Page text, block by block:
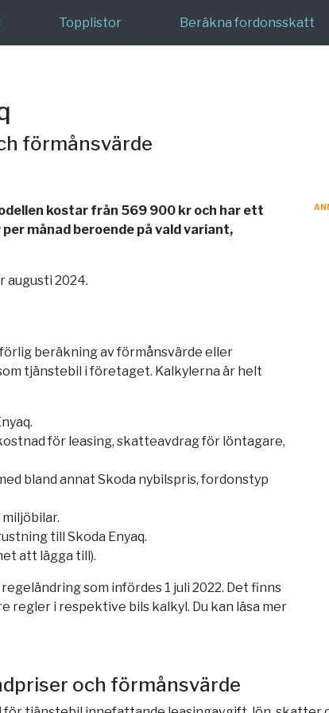
Topplistor Beräkna fordonsskatt
förmånsvärde
kostar från 569 900 kr och har ett
månad beroende på vald variant,
augusti 2024.
beräkning av förmånsvärde eller
tjänstebil i företaget. Kalkylerna är helt
för leasing, skatteavdrag för löntagare,
bland annat Skoda nybilspris, fordonstyp
till Skoda Enyaq.
att lägga till).
som infördes 1 juli 2022. Det finns
i respektive bils kalkyl. Du kan läsa mer
och förmånsvärde